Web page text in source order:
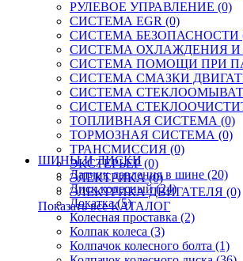
РУЛЕВОЕ УПРАВЛЕНИЕ (0)
СИСТЕМА EGR (0)
СИСТЕМА БЕЗОПАСНОСТИ
СИСТЕМА ОХЛАЖДЕНИЯ И
СИСТЕМА ПОМОЩИ ПРИ
СИСТЕМА СМАЗКИ
СИСТЕМА
СИСТЕМА
ТОПЛИВНАЯ СИСТЕМА (0)
ТОРМОЗНАЯ СИСТЕМА (0)
ТРАНСМИССИЯ (0)
ЭКСТЕРЬЕР (0)
ЭЛЕКТРИКА (0)
ЭЛЕКТРИКА ДВИГАТЕЛЯ (0)
Показать все КАТАЛОГ
ШИНЫ И ДИСКИ
Датчик давления в шине (20)
Диск колесный (24)
Докатка (5)
Колесная проставка (2)
Колпак колеса (3)
Колпачок колесного болта (1)